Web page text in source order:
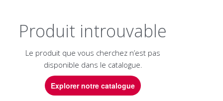
Produit introuvable
Le produit que vous cherchez n’est pas
disponible dans le catalogue.
Explorer notre catalogue